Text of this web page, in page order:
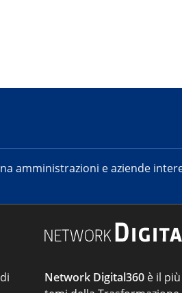
amministrazioni e aziende
Network Digital360 è il